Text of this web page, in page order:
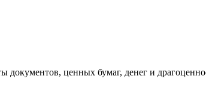
документов, ценных бумаг, денег и